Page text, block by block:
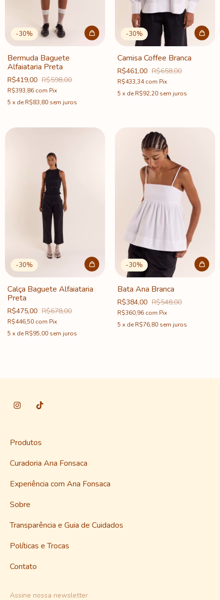
-30%
Bermuda Baguete
Alfaiataria Preta
R$419,00 R$598,00
R$393,86 com Pix
5 x deR$83,80 sem juros
-30%
Camisa Coffee Branca
R$461,00 R$658,00
R$433,34com Pix
5 x deR$92,20 sem juros
-30%
Calça Baguete Alfaiataria
Preta
R$475,00 R$678,00
R$446,50 com Pix
5 x deR$95,00 sem juros
-30%
Bata Ana Branca
R$384,00 R$548,00
R$360,96 com Pix
5 x deR$76,80 sem juros
Produtos
Curadoria Ana Fonsaca
Experiência com Ana Fonsaca
Sobre
Transparência e Guia de Cuidados
Políticas e Trocas
Contato
Assine nossa newsletter